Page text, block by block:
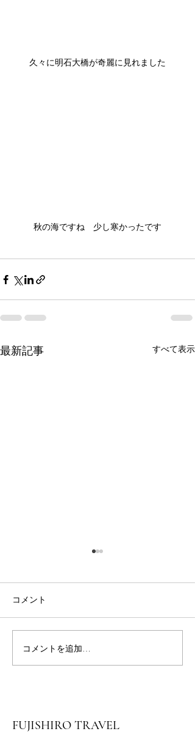
久々に明石大橋が奇麗に見れました
秋の海ですね　少し寒かったです
最新記事 すべて表示
７月３０日 伏拝～本宮
大社ツアー開催
コメント
コメントを追加…
FUJISHIRO TRAVEL